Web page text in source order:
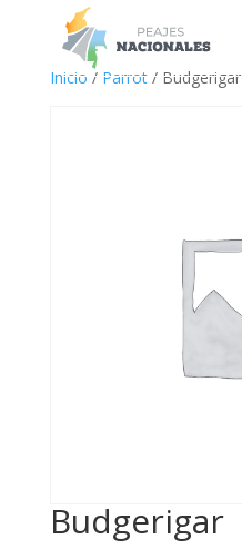
Inicio / Parrot/ Budgerigar
Budgerigar